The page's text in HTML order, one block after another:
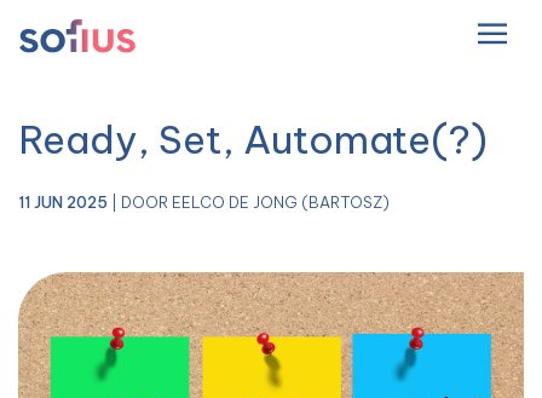
Hoofdnavigatie
Ready, Set, Automate(?)
11 JUN 2025 | DOOR EELCO DE JONG (BARTOSZ)